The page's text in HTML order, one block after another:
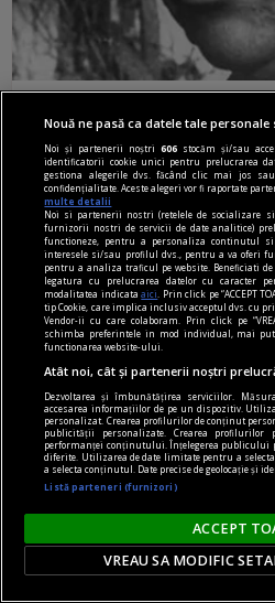
centenar - eugen barbu
Dilemele decadenței
Există aici, poate, o
confiniile cu sensibilitatea
credința că printr-o
oricărei etici contingente.
centenar - eugen barbu
„Biografia detestabilă” și
Nouă ne pasă ca datele tale
Noi și partenerii noștri606 stocăm și/sau
identificatorii cookie unici pentru prelucrarea
gestiona alegerile dvs. făcând clic mai jos
confidențialitate. Aceste alegeri vor fi raportate
multe detalii
Noi si partenerii nostri (retelele de socializare
furnizorii nostri de servicii de date analitice)
functioneze, pentru a personaliza continutul
interesele si/sau profilul dvs., pentru a va oferi
pentru a analiza traficul pe website. Beneficiati
legatura cu prelucrarea datelor cu caracter
modalitatea indicataaici
. Prin click pe “ACCEPT
tip Cookie, care implica inclusiv acceptul dvs. cu
Vendor-ii cu care colaboram. Prin click pe
schimba preferintele in mod individual, mai
functionarea website-ului.
Atât noi, cât și partenerii noștri
Dezvoltarea și îmbunătățirea serviciilor.
accesarea informațiilor de pe un dispozitiv.
personalizat. Crearea profilurilor de conținut
publicității personalizate. Crearea profilurilor
performanței conținutului. Înțelegerea
diferite. Utilizarea de date limitate pentru a
a selecta conținutul. Date precise de geolocație și
Listă parteneri (furnizori)
ACCEPT
VREAU SA MODIFIC